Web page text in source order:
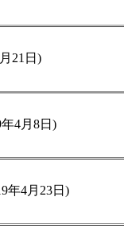
21日)
4月8日)
年4月23日)